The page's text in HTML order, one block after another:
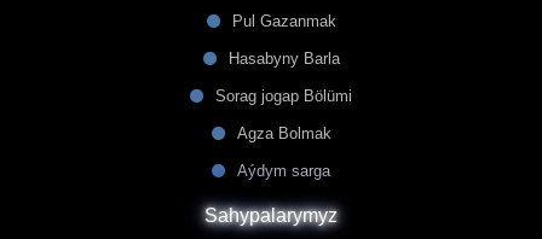
Pul Gazanmak
Hasabyny Barla
Sorag jogap Bölümi
Agza Bolmak
Aýdym sarga
Sahypalarymyz